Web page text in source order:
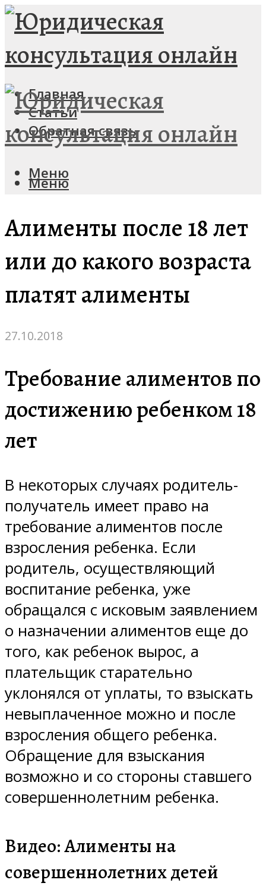
Главная
Статьи
Обратная связь
Меню
Меню
Алименты после 18 лет
или до какого возраста
платят алименты
27.10.2018
Требование алиментов по
достижению ребенком 18
лет
В некоторых случаях родитель-
получатель имеет право на
требование алиментов после
взросления ребенка. Если
родитель, осуществляющий
воспитание ребенка, уже
обращался с исковым заявлением
о назначении алиментов еще до
того, как ребенок вырос, а
плательщик старательно
уклонялся от уплаты, то взыскать
невыплаченное можно и после
взросления общего ребенка.
Обращение для взыскания
возможно и со стороны ставшего
совершеннолетним ребенка.
Видео: Алименты на
совершеннолетних детей